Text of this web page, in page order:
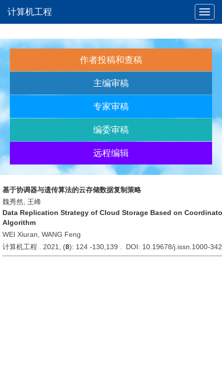
计算机工程
作者投稿和查稿
主编审稿
专家审稿
编委审稿
远程编辑
基于协调器与遗传算法的云存储数据复制策略
魏秀然, 王峰
Data Replication Strategy of Cloud Storage Based on
Algorithm
WEI Xiuran, WANG Feng
计算机工程 . 2021, (8): 124 -130,139 . DOI: 10.19678/j.issn.1000-